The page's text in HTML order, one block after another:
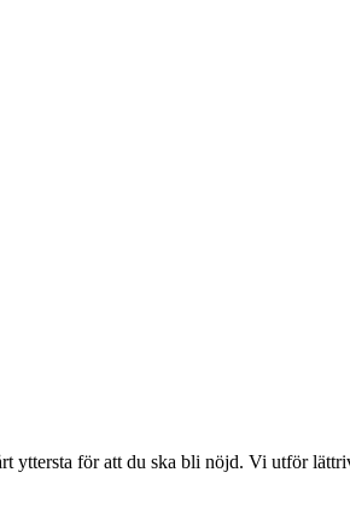
för att du ska bli nöjd. Vi utför